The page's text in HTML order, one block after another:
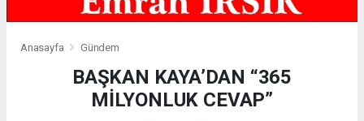
Anasayfa Gündem
BAŞKAN KAYA’DAN “365
MİLYONLUK CEVAP”